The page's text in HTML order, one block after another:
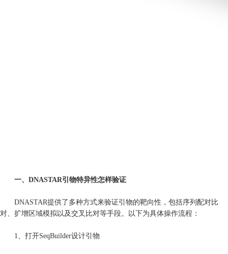
一、DNASTAR引物特异性怎样验证
DNASTAR提供了多种方式来验证引物的靶向性，包括序列配对比
对、扩增区域模拟以及交叉比对等手段。以下为具体操作流程：
1、打开SeqBuilder设计引物